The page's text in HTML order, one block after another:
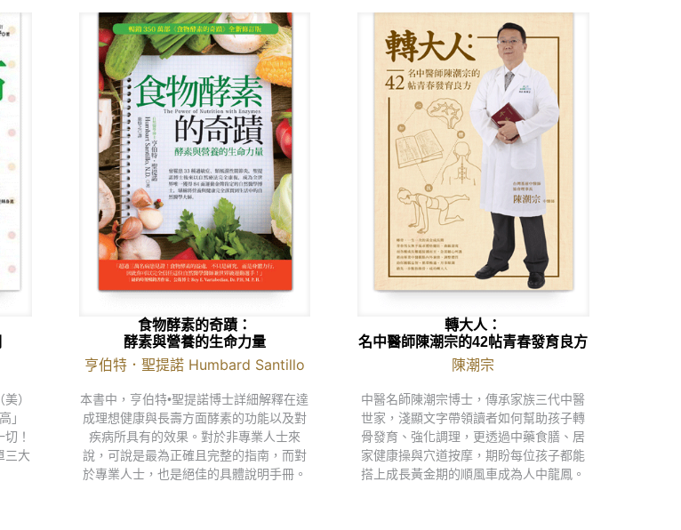
）
」
！
三大
食物酵素的奇蹟：
酵素與營養的生命力量
亨伯特．聖提諾 Humbard Santillo
本書中，亨伯特•聖提諾博士詳細解釋在達
成理想健康與長壽方面酵素的功能以及對
疾病所具有的效果。對於非專業人士來
說，可說是最為正確且完整的指南，而對
於專業人士，也是絕佳的具體說明手冊。
轉大人：
名中醫師陳潮宗的42帖青春發育良方
陳潮宗
中醫名師陳潮宗博士，傳承家族三代中醫
世家，淺顯文字帶領讀者如何幫助孩子轉
骨發育、強化調理，更透過中藥食膳、居
家健康操與穴道按摩，期盼每位孩子都能
搭上成長黃金期的順風車成為人中龍鳳。